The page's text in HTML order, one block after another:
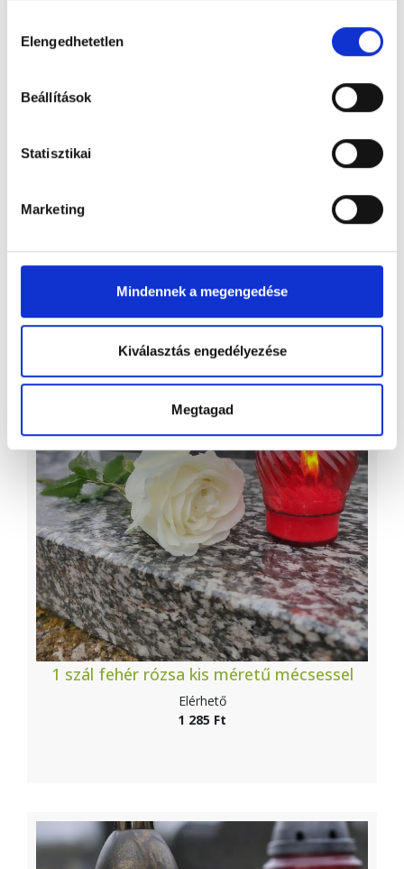
kiválasztása
Elengedhetetlen
Beállítások
Statisztikai
Marketing
Mindennek a megengedése
Kiválasztás engedélyezése
Megtagad
1 szál fehér rózsa kis méretű mécsessel
Elérhető
1 285 Ft